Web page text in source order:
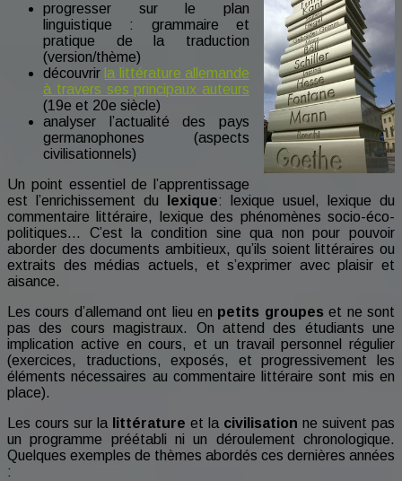
progresser sur le plan
linguistique : grammaire et
pratique de la traduction
(version/thème)
découvrir la littérature allemande
à travers ses principaux auteurs
(19e et 20e siècle)
analyser l’actualité des pays
germanophones (aspects
civilisationnels)
Un point essentiel de l’apprentissage
est l’enrichissement du
lexique: lexique usuel, lexique du
commentaire littéraire, lexique des phénomènes socio-éco-
politiques… C’est la condition sine qua non pour pouvoir
aborder des documents ambitieux, qu’ils soient littéraires ou
extraits des médias actuels, et s’exprimer avec plaisir et
aisance.
Les cours d’allemand ont lieu en petits groupeset ne sont
pas des cours magistraux. On attend des étudiants une
implication active en cours, et un travail personnel régulier
(exercices, traductions, exposés, et progressivement les
éléments nécessaires au commentaire littéraire sont mis en
place).
Les cours sur la littérature et la civilisation ne suivent pas
un programme préétabli ni un déroulement chronologique.
Quelques exemples de thèmes abordés ces dernières années
: